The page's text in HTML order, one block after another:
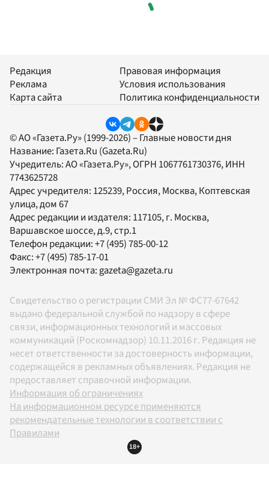
Редакция
Реклама
Карта сайта
Правовая информация
Условия использования
Политика конфиденциальности
© АО «Газета.Ру» (1999-2026) – Главные новости дня
Название: Газета.Ru (Gazeta.Ru)
Учредитель:АО «Газета.Ру», ОГРН 1067761730376, ИНН
7743625728
Адрес учредителя: 125239, Россия, Москва, Коптевская
улица, дом 67
Адрес редакции и издателя: 117105, г. Москва,
Варшавское шоссе, д.9, стр.1
Телефон редакции:+7 (495) 785-00-12
Факс:+7 (495) 785-17-01
Электронная почта: gazeta@gazeta.ru
Свидетельство о регистрации СМИ Эл № ФС77-67642
выдано федеральной службой по надзору в сфере
связи, информационных технологий и массовых
коммуникаций (Роскомнадзор) 10.11.2016 г. Редакция не
несет ответственности за достоверность информации,
содержащейся в рекламных объявлениях. Редакция не
предоставляет справочной информации.
Информация об ограничениях
На информационном ресурсе применяются
рекомендательные технологии в соответствии с
Правилами
18+